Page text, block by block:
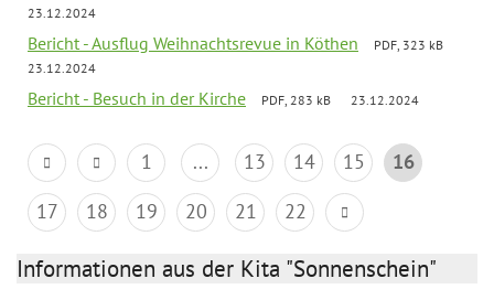
23.12.2024
Bericht - Ausflug Weihnachtsrevue in Köthen
PDF, 323 kB
23.12.2024
Bericht - Besuch in der Kirche PDF, 283 kB 23.12.2024
1 ... 13 14 15
16
17
18 19 20 21 22
Informationen aus der Kita "Sonnenschein"